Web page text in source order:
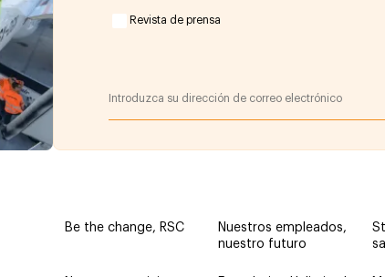
Revista de prensa
Be the change, RSC
Nuestros empleados,
nuestro futuro